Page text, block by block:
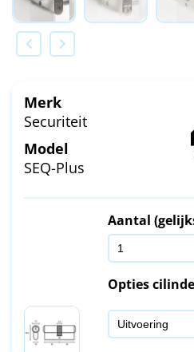
Merk
Securiteit
Model
SEQ-Plus
Aantal
Opties